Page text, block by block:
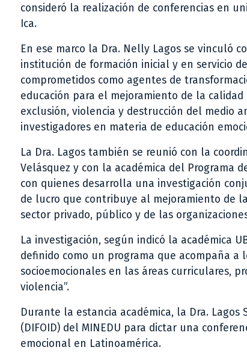
consideró la realización de conferencias en
Ica.
En ese marco la Dra. Nelly Lagos se vinculó
institución de formación inicial y en servicio
comprometidos como agentes de
educación para el mejoramiento de la
exclusión, violencia y destrucción del medio
investigadores en materia de educación
La Dra. Lagos también se reunió con la
Velásquez y con la académica del Programa
con quienes desarrolla una investigación
de lucro que contribuye al mejoramiento de
sector privado, público y de las
La investigación, según indicó la académica
definido como un programa que acompaña
socioemocionales en las áreas curriculares,
violencia”.
Durante la estancia académica, la Dra.
(DIFOID) del MINEDU para dictar una
emocional en Latinoamérica.